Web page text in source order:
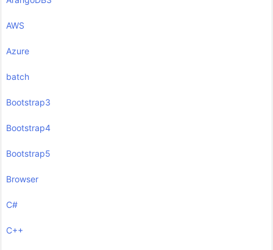
AWS
Azure
batch
Bootstrap3
Bootstrap4
Bootstrap5
Browser
C#
C++